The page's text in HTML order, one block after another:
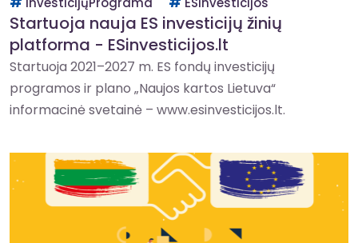
Startuoja nauja ES investicijų žinių
platforma - ESinvesticijos.lt
Startuoja 2021–2027 m. ES fondų investicijų
programos ir plano „Naujos kartos Lietuva“
informacinė svetainė – www.esinvesticijos.lt.